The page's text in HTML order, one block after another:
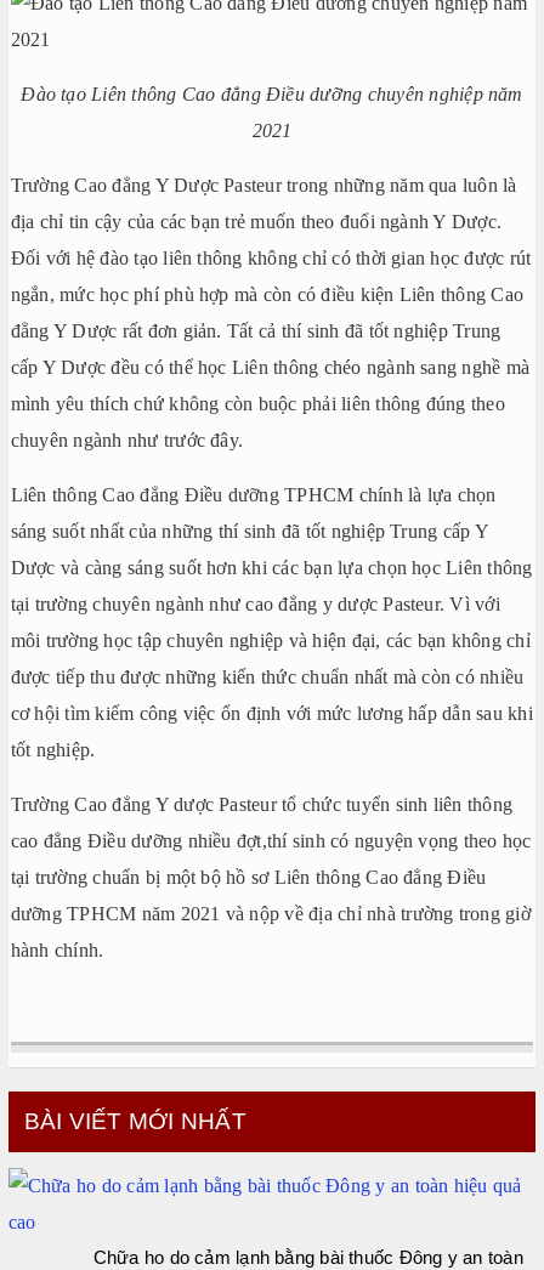
Đào tạo Liên thông Cao đẳng Điều dưỡng chuyên nghiệp năm
2021
Trường Cao đẳng Y Dược Pasteur trong những năm qua luôn là
địa chỉ tin cậy của các bạn trẻ muốn theo đuổi ngành Y Dược.
Đối với hệ đào tạo liên thông không chỉ có thời gian học được rút
ngắn, mức học phí phù hợp mà còn có điều kiện Liên thông Cao
đẳng Y Dược rất đơn giản. Tất cả thí sinh đã tốt nghiệp Trung
cấp Y Dược đều có thể học Liên thông chéo ngành sang nghề mà
mình yêu thích chứ không còn buộc phải liên thông đúng theo
chuyên ngành như trước đây.
Liên thông Cao đẳng Điều dưỡng TPHCM chính là lựa chọn
sáng suốt nhất của những thí sinh đã tốt nghiệp Trung cấp Y
Dược và càng sáng suốt hơn khi các bạn lựa chọn học Liên thông
tại trường chuyên ngành như cao đẳng y dược Pasteur. Vì với
môi trường học tập chuyên nghiệp và hiện đại, các bạn không chỉ
được tiếp thu được những kiến thức chuẩn nhất mà còn có nhiều
cơ hội tìm kiếm công việc ổn định với mức lương hấp dẫn sau khi
tốt nghiệp.
Trường Cao đẳng Y dược Pasteur tổ chức tuyển sinh liên thông
cao đẳng Điều dưỡng nhiều đợt,thí sinh có nguyện vọng theo học
tại trường chuẩn bị một bộ hồ sơ Liên thông Cao đẳng Điều
dưỡng TPHCM năm 2021 và nộp về địa chỉ nhà trường trong giờ
hành chính.
BÀI VIẾT MỚI NHẤT
Chữa ho do cảm lạnh bằng bài thuốc Đông y an toàn